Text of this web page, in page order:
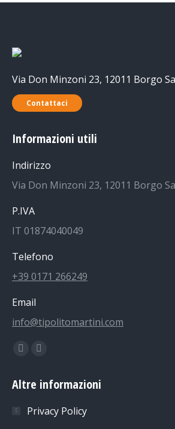
Via Don Minzoni 23, 12011 Borgo
Contattaci
Informazioni utili
Indirizzo
Via Don Minzoni 23, 12011 Borgo
P.IVA
IT 01874040049
Telefono
+39 0171 266249
Email
info@tipolitomartini.com
Find us on:
Facebook
opens
new
Instagram
opens
new
Altre informazioni
Privacy Policy